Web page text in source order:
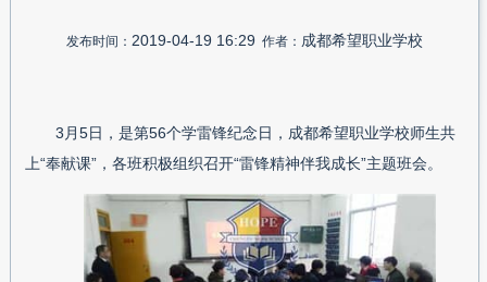
发布时间： 2019-04-19 16:29作者： 成都希望职业学校
3月5日，是第56个学雷锋纪念日，成都希望职业学校师生共
上“奉献课”，各班积极组织召开“雷锋精神伴我成长”主题班会。